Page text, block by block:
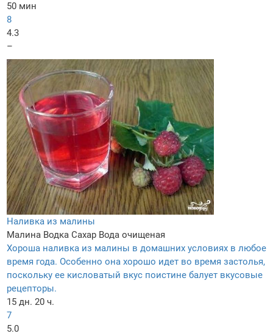
50 мин
8
4.3
–
Наливка из малины
Малина Водка Сахар Вода очищеная
Хороша наливка из малины в домашних условиях в любое
время года. Особенно она хорошо идет во время застолья,
поскольку ее кисловатый вкус поистине балует вкусовые
рецепторы.
15 дн. 20 ч.
7
5.0